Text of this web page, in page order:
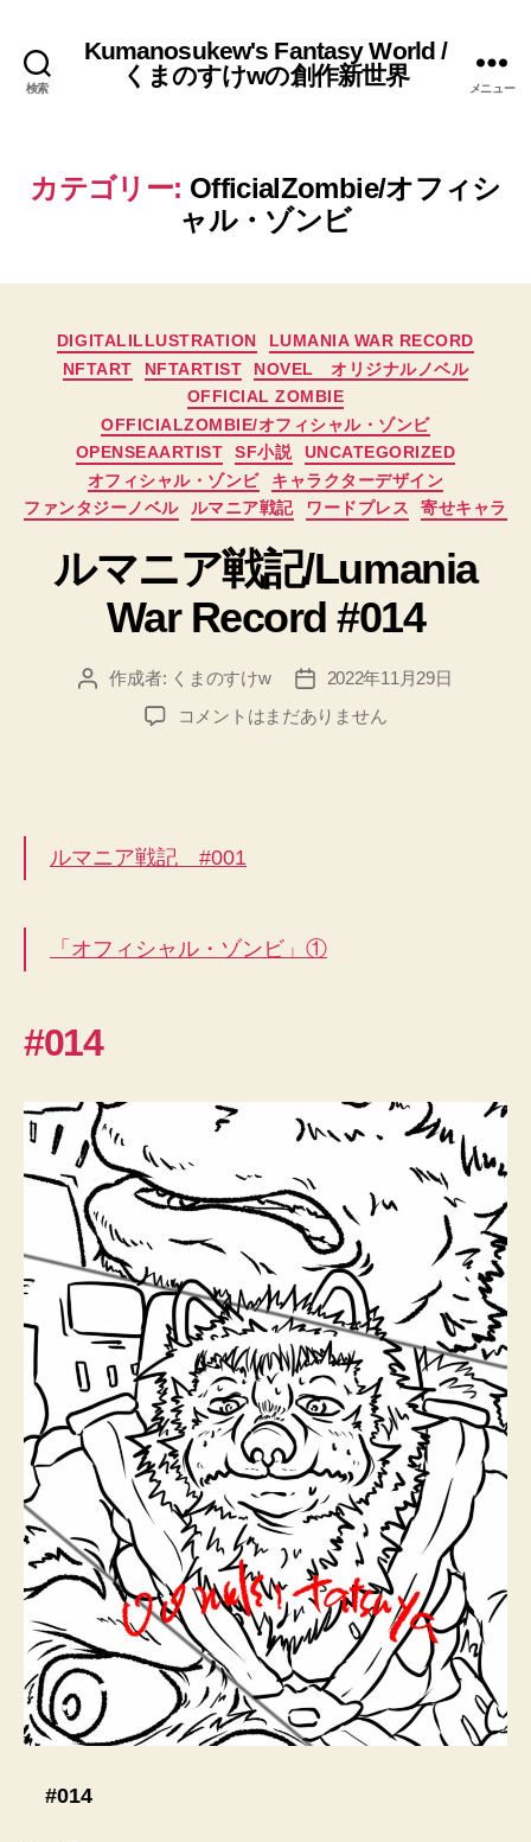
検索
Kumanosukew's Fantasy World /
くまのすけwの創作新世界
メニュー
カテゴリー: OfficialZombie/オフィシ
ャル・ゾンビ
カ
テ
ゴ
リ
ー
DIGITALILLUSTRATION
LUMANIA WAR RECORD
NFTART
NFTARTIST
NOVEL オリジナルノベル
OFFICIAL ZOMBIE
OFFICIALZOMBIE/オフィシャル・ゾンビ
OPENSEAARTIST
SF小説
UNCATEGORIZED
オフィシャル・ゾンビ
キャラクターデザイン
ファンタジーノベル
ルマニア戦記 ワードプレス 寄せキャラ
ルマニア戦記/Lumania
War Record #014
投
作成者: くまのすけw
投
稿
日
2022年11月29日
ル
War
へ
コメントはまだありません
ルマニア戦記 #001
「オフィシャル・ゾンビ」①
#014
#014